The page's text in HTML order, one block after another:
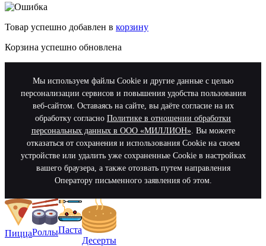
Товар успешно добавлен в корзину
Корзина успешно обновлена
Мы используем файлы Cookie и другие данные с целью
персонализации сервисов и повышения удобства пользования
веб-сайтом. Оставаясь на сайте, вы даёте согласие на их
обработку согласно Политике в отношении обработки
персональных данных в ООО «МИЛЛИОН». Вы можете
отказаться от сохранения и использования Cookie на своем
устройстве или удалить уже сохраненные Cookie в настройках
вашего браузера, а также отозвать путем направления
Оператору письменного заявления об этом.
ПиццаРоллыПаста
Десерты